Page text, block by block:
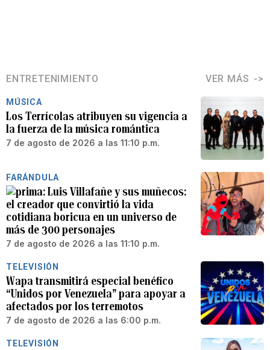
ENTRETENIMIENTO VER MÁS
MÚSICA
Los Terrícolas atribuyen su vigencia a
la fuerza de la música romántica
7 de agosto de 2026 a las 11:10 p.m.
FARÁNDULA
Luis Villafañe y sus muñecos:
el creador que convirtió la vida
cotidiana boricua en un universo de
más de 300 personajes
7 de agosto de 2026 a las 11:10 p.m.
TELEVISIÓN
Wapa transmitirá especial benéfico
“Unidos por Venezuela” para apoyar a
afectados por los terremotos
7 de agosto de 2026 a las 6:00 p.m.
TELEVISIÓN